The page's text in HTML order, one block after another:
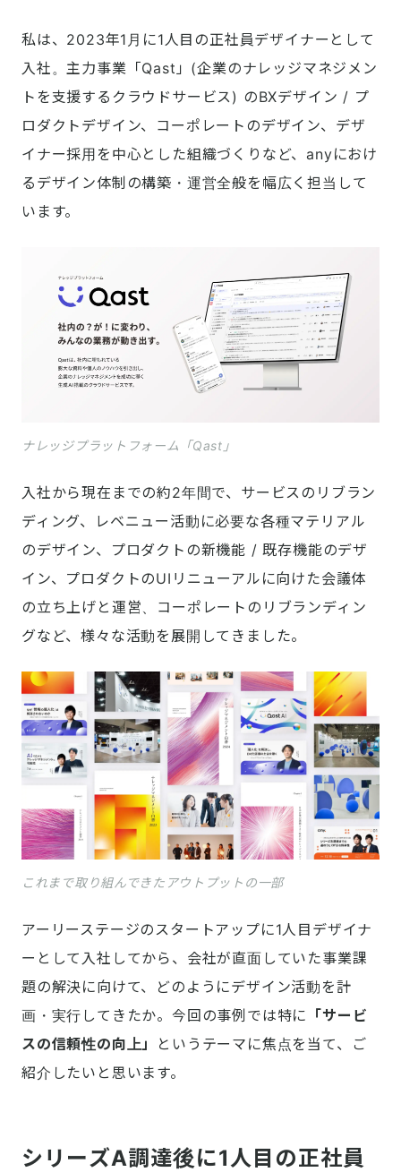
私は、2023年1月に1人目の正社員デザイナーとして
入社。主力事業「Qast」(企業のナレッジマネジメン
トを支援するクラウドサービス) のBXデザイン / プ
ロダクトデザイン、コーポレートのデザイン、デザ
イナー採用を中心とした組織づくりなど、anyにおけ
るデザイン体制の構築・運営全般を幅広く担当して
います。
ナレッジプラットフォーム「Qast」
入社から現在までの約2年間で、サービスのリブラン
ディング、レベニュー活動に必要な各種マテリアル
のデザイン、プロダクトの新機能 / 既存機能のデザ
イン、プロダクトのUIリニューアルに向けた会議体
の立ち上げと運営、コーポレートのリブランディン
グなど、様々な活動を展開してきました。
これまで取り組んできたアウトプットの一部
アーリーステージのスタートアップに1人目デザイナ
ーとして入社してから、会社が直面していた事業課
題の解決に向けて、どのようにデザイン活動を計
画・実行してきたか。今回の事例では特に 「サービ
スの信頼性の向上」
というテーマに焦点を当て、ご
紹介したいと思います。
シリーズA調達後に1人目の正社員